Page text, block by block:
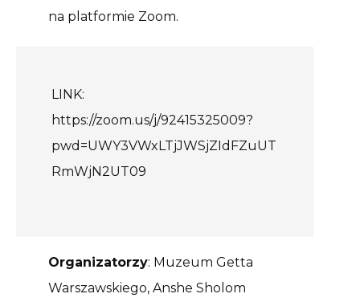
na platformie Zoom.
LINK:
https://zoom.us/j/92415325009?
pwd=UWY3VWxLTjJWSjZIdFZuUT
RmWjN2UT09
Organizatorzy: Muzeum Getta
Warszawskiego, Anshe Sholom